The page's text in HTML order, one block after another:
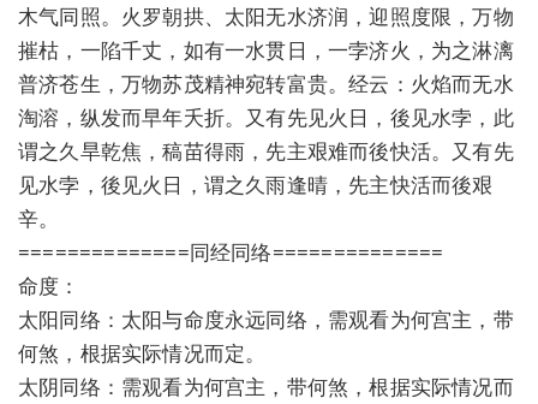
木气同照。火罗朝拱、太阳无水济润，迎照度限，万物
摧枯，一陷千丈，如有一水贯日，一孛济火，为之淋漓
普济苍生，万物苏茂精神宛转富贵。经云：火焰而无水
淘溶，纵发而早年夭折。又有先见火日，後见水孛，此
谓之久旱乾焦，稿苗得雨，先主艰难而後快活。又有先
见水孛，後见火日，谓之久雨逢晴，先主快活而後艰
辛。
==============同经同络==============
命度：
太阳同络：太阳与命度永远同络，需观看为何宫主，带
何煞，根据实际情况而定。
太阴同络：需观看为何宫主，带何煞，根据实际情况而